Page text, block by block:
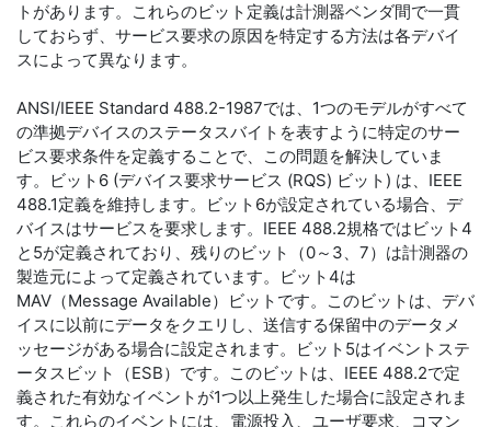
トがあります。これらのビット定義は計測器ベンダ間で一貫
しておらず、サービス要求の原因を特定する方法は各デバイ
スによって異なります。
ANSI/IEEE Standard 488.2-1987では、1つのモデルがすべて
の準拠デバイスのステータスバイトを表すように特定のサー
ビス要求条件を定義することで、この問題を解決していま
す。ビット6 (デバイス要求サービス (RQS) ビット) は、IEEE
488.1定義を維持します。ビット6が設定されている場合、デ
バイスはサービスを要求します。IEEE 488.2規格ではビット4
と5が定義されており、残りのビット（0～3、7）は計測器の
製造元によって定義されています。ビット4は
MAV（Message Available）ビットです。このビットは、デバ
イスに以前にデータをクエリし、送信する保留中のデータメ
ッセージがある場合に設定されます。ビット5はイベントステ
ータスビット（ESB）です。このビットは、IEEE 488.2で定
義された有効なイベントが1つ以上発生した場合に設定されま
す。これらのイベントには、電源投入、ユーザ要求、コマン